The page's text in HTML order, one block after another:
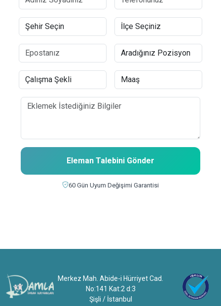
Eleman Talebini Gönder
60 Gün Uyum Değişimi Garantisi
Merkez Mah. Abide-i Hürriyet Cad.
No:141 Kat:2 d:3
Şişli / İstanbul